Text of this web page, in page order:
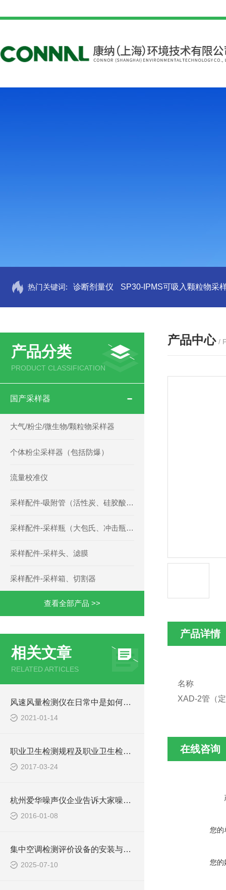
热门关键词: 诊断剂量仪 SP30-IPMS可吸入颗粒物采
产品分类
PRODUCT CLASSIFICATION
国产采样器
大气/粉尘/微生物/颗粒物采样器
个体粉尘采样器（包括防爆）
流量校准仪
采样配件-吸附管（活性炭、硅胶酸性碱性、TENAX、三氧化铬、草酸玻璃微珠、聚氨酯泡沫等）
采样配件-采样瓶（大包氏、冲击瓶、多孔玻板、二氧化硫等）
采样配件-采样头、滤膜
采样配件-采样箱、切割器
查看全部产品 >>
相关文章
RELATED ARTICLES
风速风量检测仪在日常中是如何进行保养维护的？
2021-01-14
职业卫生检测规程及职业卫生检测流程及注意要点
2017-03-24
杭州爱华噪声仪企业告诉大家噪音的危害
2016-01-08
集中空调检测评价设备的安装与调试技巧
2025-07-10
产品中心 /
产品详情
名称
XAD-2管（
在线咨询
您的
您的